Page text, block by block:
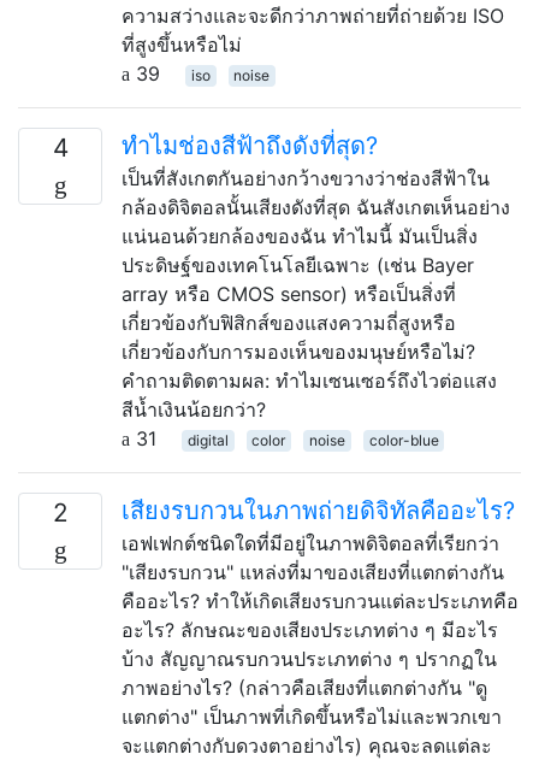
ความสว่างและจะดีกว่าภาพถ่ายที่ถ่ายด้วย ISO
ที่สูงขึ้นหรือไม่
39
iso noise
4 ทำไมช่องสีฟ้าถึงดังที่สุด?
เป็นที่สังเกตกันอย่างกว้างขวางว่าช่องสีฟ้าใน
กล้องดิจิตอลนั้นเสียงดังที่สุด ฉันสังเกตเห็นอย่าง
แน่นอนด้วยกล้องของฉัน ทำไมนี้ มันเป็นสิ่ง
ประดิษฐ์ของเทคโนโลยีเฉพาะ (เช่น Bayer
array หรือ CMOS sensor) หรือเป็นสิ่งที่
เกี่ยวข้องกับฟิสิกส์ของแสงความถี่สูงหรือ
เกี่ยวข้องกับการมองเห็นของมนุษย์หรือไม่?
คำถามติดตามผล: ทำไมเซนเซอร์ถึงไวต่อแสง
สีน้ำเงินน้อยกว่า?
31
digital color noise color-blue
2 เสียงรบกวนในภาพถ่ายดิจิทัลคืออะไร?
เอฟเฟกต์ชนิดใดที่มีอยู่ในภาพดิจิตอลที่เรียกว่า
"เสียงรบกวน" แหล่งที่มาของเสียงที่แตกต่างกัน
คืออะไร? ทำให้เกิดเสียงรบกวนแต่ละประเภทคือ
อะไร? ลักษณะของเสียงประเภทต่าง ๆ มีอะไร
บ้าง สัญญาณรบกวนประเภทต่าง ๆ ปรากฏใน
ภาพอย่างไร? (กล่าวคือเสียงที่แตกต่างกัน "ดู
แตกต่าง" เป็นภาพที่เกิดขึ้นหรือไม่และพวกเขา
จะแตกต่างกับดวงตาอย่างไร) คุณจะลดแต่ละ